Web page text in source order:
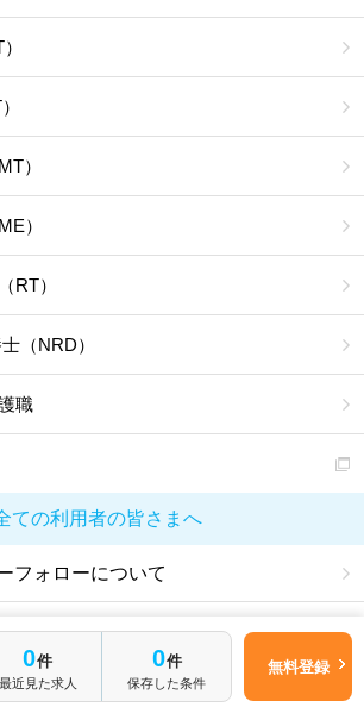
0件
最近見た求人
0件
保存した条件
無料登録
）
）
RT）
（NRD）
職
ての利用者の皆さまへ
フォローについて